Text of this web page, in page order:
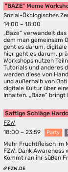
"BAZE" Meme
Sozial-Ökologisches
14:00 – 18:00
„Baze“ verwandelt
dem man gemeinsam
geht es darum, digitale
hier geht es darum,
Workshops nutzen
Tutorials und anderes
werden diese von
und außerhalb von
digitale Kultur über
Inhalten. „Baze“
Saftige Schläge
FZW
18:00 – 23:59
Party
Mehr Fruchtfleisch im
FZW. Dank
Kommt ran ihr süßen
FZW.DE